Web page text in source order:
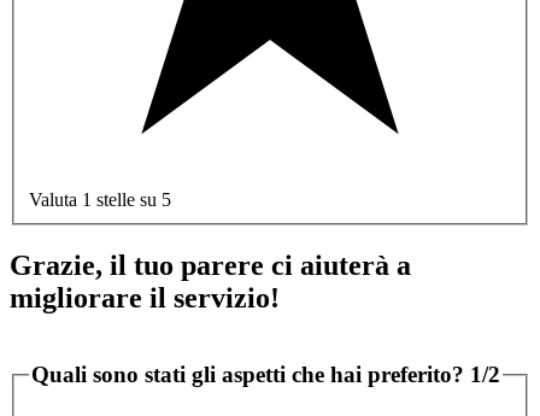
Valuta 1 stelle su 5
Grazie, il tuo parere ci aiuterà a
migliorare il servizio!
Quali sono stati gli aspetti che hai preferito? 1/2